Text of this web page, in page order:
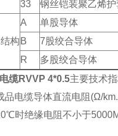
33
钢丝铠装聚乙烯护
构
A
单股导体
B
7股绞合导体
R
多股绞合导体
缆RVVP 4*0.5主要技术
品电缆导体直流电阻(Ω/
时绝缘电阻不小于